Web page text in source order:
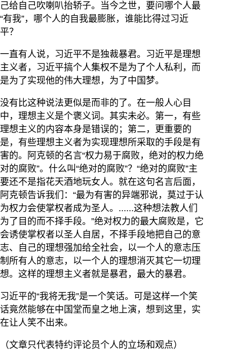
己给自己吹喇叭抬轿子。当今之世，要问哪个人最
“有我”，哪个人的自我最膨胀，谁能比得过习近
平？
一直有人说，习近平不是独裁暴君。习近平是理想
主义者，习近平搞个人集权不是为了个人私利，而
是为了实现他的伟大理想，为了中国梦。
没有比这种说法更似是而非的了。在一般人心目
中，理想主义是个褒义词。其实未必。第一，有些
理想主义的内容本身是错误的；第二，更重要的
是，有些理想主义者为实现理想所采取的手段是有
害的。阿克顿的名言“权力易于腐败，绝对的权力绝
对的腐败”。什么叫“绝对的腐败”？“绝对的腐败”主
要还不是指花天酒地玩女人。就在这句名言后面，
阿克顿告诉我们：“最为有害的异端邪说，莫过于认
为权力会使掌权者成为圣人。......这种想法教人们
为了目的而不择手段。”绝对权力的最大腐败是，它
会诱使掌权者以圣人自居，不择手段地把自己的意
志、自己的理想强加给全社会，以一个人的意志压
制所有人的意志，以一个人的理想消灭其它一切理
想。这样的理想主义者就是暴君，最大的暴君。
习近平的“我将无我”是一个笑话。可是这样一个笑
话竟然能够在中国堂而皇之地上演，想到这里，实
在让人笑不出来。
（文章只代表特约评论员个人的立场和观点）